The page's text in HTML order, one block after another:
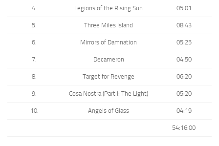
4. Legions of the Rising Sun 05:01
5. Three Miles Island 08:43
6. Mirrors of Damnation 05:25
7. Decameron 04:50
8. Target for Revenge 06:20
9. Cosa Nostra (Part I: The Light) 05:20
10. Angels of Glass 04:19
54:16:00